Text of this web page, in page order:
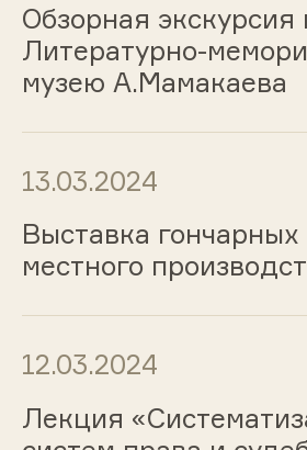
Обзорная экскурсия
Литературно-
музею А.Мамакаева
13.03.2024
Выставка
местного
12.03.2024
Лекция